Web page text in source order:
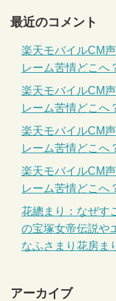
最近のコメント
楽天モバイルCM
レーム苦情どこへ
楽天モバイルCM
レーム苦情どこへ
楽天モバイルCM
レーム苦情どこへ
楽天モバイルCM
レーム苦情どこへ
花總まり：なぜす
の宝塚女帝伝説や
なふさまり花房ま
アーカイブ